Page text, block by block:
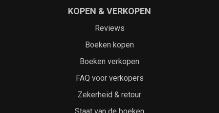
KOPEN & VERKOPEN
Reviews
Boeken kopen
Boeken verkopen
FAQ voor verkopers
Zekerheid & retour